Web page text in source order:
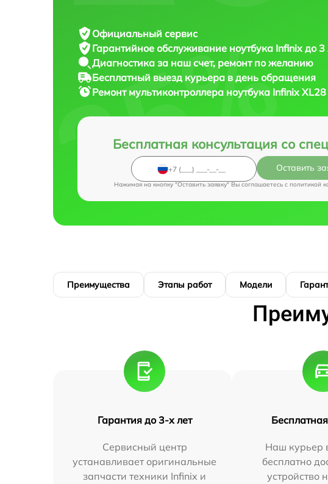
Официальный сервис
Гарантийное обслуживание ноутбука Infinix до 3
Диагностика за наш счет, ремонт по желанию
Бесплатный выезд курьера в день обращения
Ремонт мультиконтроллера ноутбука Infinix
Бесплатная консультация со
Оставить
Нажимая на кнопку "Оставить заявку" Вы соглашаетесь c политикой
Преимущества Этапы работ Модели
Гарантия до 3-х лет
Сервисный центр
устанавливает оригинальные
запчасти техники Infinix и
Наш курьер
бесплатно
устройство